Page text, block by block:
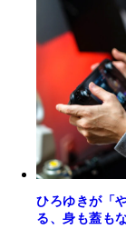
ひろゆきが「
る、身も蓋も